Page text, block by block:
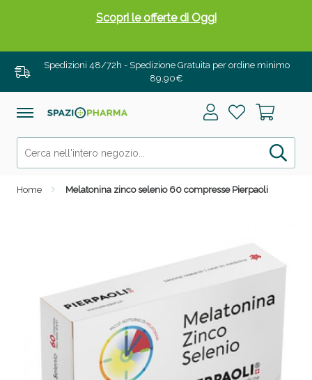
Spedizioni 48/72h - Spedizione Gratuita per ordine minimo
89,90€
Home Melatonina zinco selenio 60 compresse Pierpaoli
Scopri le offerte di Oggi
Drenanti e Pancia Piatta: Sconti fino al 55% validi
solo per OGGI!